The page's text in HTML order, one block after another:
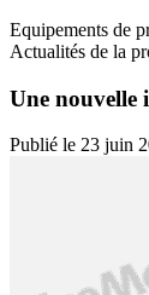
Equipements de
Actualités de la
Une nouvelle
Publié le 23 juin